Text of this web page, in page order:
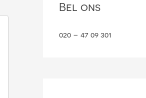
Bel ons
020 – 47 09 301